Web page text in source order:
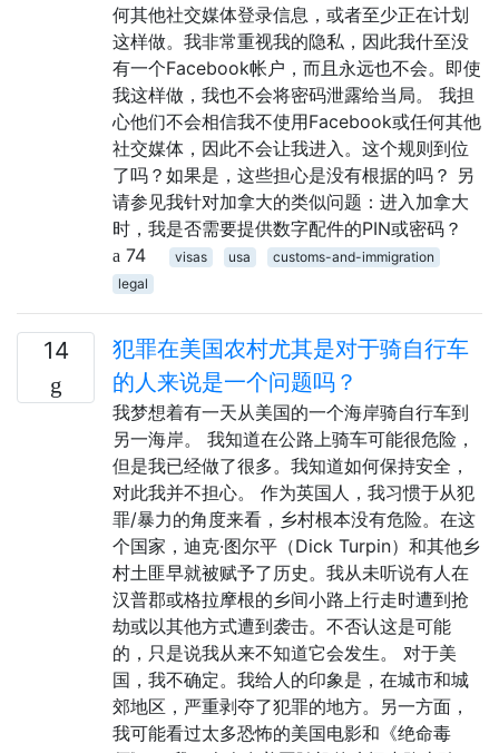
何其他社交媒体登录信息，或者至少正在计划
这样做。我非常重视我的隐私，因此我什至没
有一个Facebook帐户，而且永远也不会。即使
我这样做，我也不会将密码泄露给当局。 我担
心他们不会相信我不使用Facebook或任何其他
社交媒体，因此不会让我进入。这个规则到位
了吗？如果是，这些担心是没有根据的吗？ 另
请参见我针对加拿大的类似问题：进入加拿大
时，我是否需要提供数字配件的PIN或密码？
74
visas usa
customs-and-immigration
legal
14
犯罪在美国农村尤其是对于骑自行车
的人来说是一个问题吗？
我梦想着有一天从美国的一个海岸骑自行车到
另一海岸。 我知道在公路上骑车可能很危险，
但是我已经做了很多。我知道如何保持安全，
对此我并不担心。 作为英国人，我习惯于从犯
罪/暴力的角度来看，乡村根本没有危险。在这
个国家，迪克·图尔平（Dick Turpin）和其他乡
村土匪早就被赋予了历史。我从未听说有人在
汉普郡或格拉摩根的乡间小路上行走时遭到抢
劫或以其他方式遭到袭击。不否认这是可能
的，只是说我从来不知道它会发生。 对于美
国，我不确定。我给人的印象是，在城市和城
郊地区，严重剥夺了犯罪的地方。另一方面，
我可能看过太多恐怖的美国电影和《绝命毒